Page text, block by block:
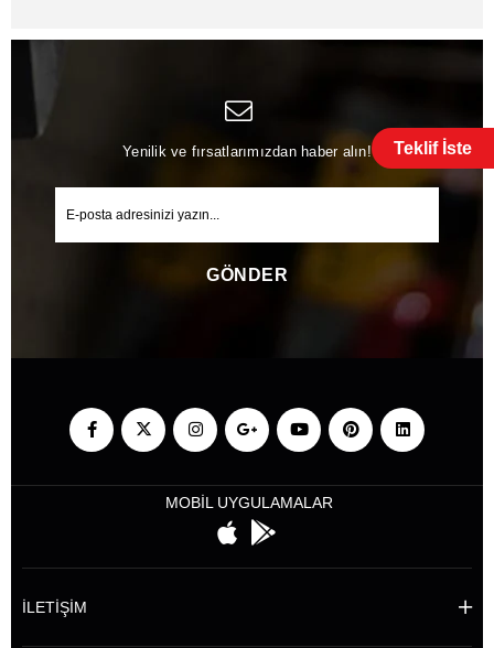
Teklif İste
Yenilik ve fırsatlarımızdan haber alın!
GÖNDER
MOBİL UYGULAMALAR
İLETİŞİM